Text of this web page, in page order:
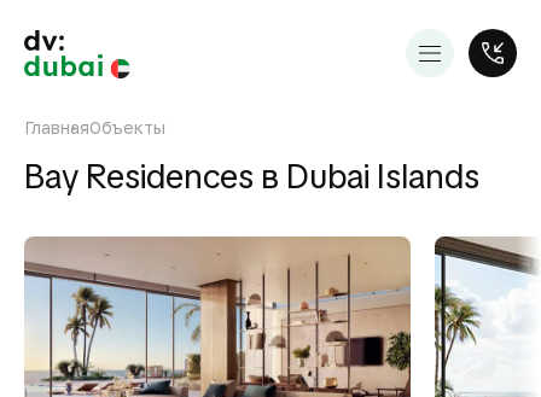
ГлавнаяОбъекты
Bay Residences в Dubai Islands